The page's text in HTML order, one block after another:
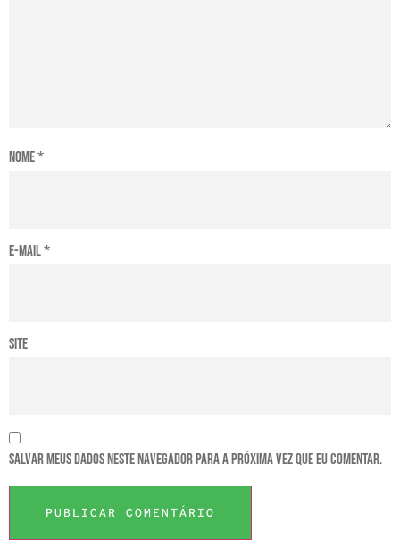
Nome*
E-mail*
Site
Salvar meus dados neste navegador para a próxima vez que eu comentar.